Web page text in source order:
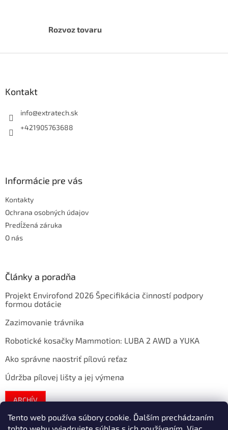
Tento web používa súbory cookie. Ďalším prechádzaním
Rozvoz tovaru
Kontakt
info@extratech.sk
+421905763688
Informácie pre vás
Kontakty
Ochrana osobných údajov
Predĺžená záruka
O nás
Články a poradňa
Projekt Envirofond 2026 Špecifikácia činností podpory
formou dotácie
Zazimovanie trávnika
Robotické kosačky Mammotion: LUBA 2 AWD a YUKA
Ako správne naostriť pílovú reťaz
Údržba pílovej lišty a jej výmena
ARCHÍV